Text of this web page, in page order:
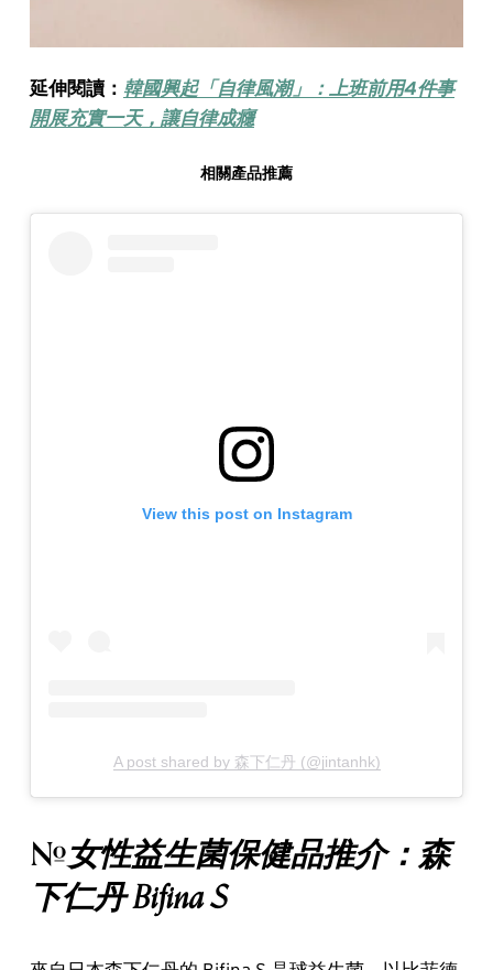
延伸閱讀： 韓國興起「自律風潮」：上班前用4件事
開展充實一天，讓自律成癮
相關產品推薦
View this post on Instagram
A post shared by 森下仁丹 (@jintanhk)
#女性益生菌保健品推介：森
下仁丹 Bifina S